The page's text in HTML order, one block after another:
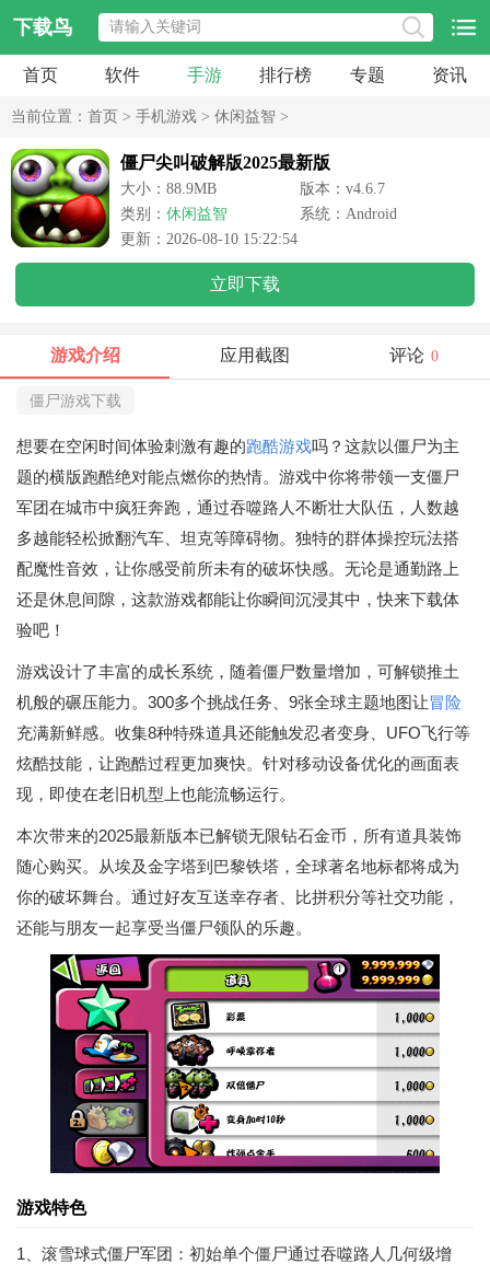
下载鸟
首页 软件 手游 排行榜 专题 资讯
当前位置： 首页 > 手机游戏 > 休闲益智 >
僵尸尖叫破解版2025最新版
大小：88.9MB
版本：v4.6.7
类别： 休闲益智
系统：Android
更新：2026-08-10 15:22:54
立即下载
游戏介绍 应用截图 评论 0
僵尸游戏下载
想要在空闲时间体验刺激有趣的跑酷游戏吗？这款以僵尸为主
题的横版跑酷绝对能点燃你的热情。游戏中你将带领一支僵尸
军团在城市中疯狂奔跑，通过吞噬路人不断壮大队伍，人数越
多越能轻松掀翻汽车、坦克等障碍物。独特的群体操控玩法搭
配魔性音效，让你感受前所未有的破坏快感。无论是通勤路上
还是休息间隙，这款游戏都能让你瞬间沉浸其中，快来下载体
验吧！
游戏设计了丰富的成长系统，随着僵尸数量增加，可解锁推土
机般的碾压能力。300多个挑战任务、9张全球主题地图让冒险
充满新鲜感。收集8种特殊道具还能触发忍者变身、UFO飞行等
炫酷技能，让跑酷过程更加爽快。针对移动设备优化的画面表
现，即使在老旧机型上也能流畅运行。
本次带来的2025最新版本已解锁无限钻石金币，所有道具装饰
随心购买。从埃及金字塔到巴黎铁塔，全球著名地标都将成为
你的破坏舞台。通过好友互送幸存者、比拼积分等社交功能，
还能与朋友一起享受当僵尸领队的乐趣。
游戏特色
1、滚雪球式僵尸军团：初始单个僵尸通过吞噬路人几何级增